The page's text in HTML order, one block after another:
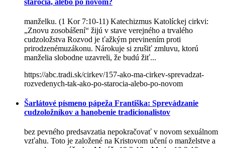
manželku. (1 Kor 7:10-11) Katechizmus Katolíckej cirkvi:
„Znovu zosobášení“ žijú v stave verejného a trvalého
cudzoložstva Rozvod je ťažkým previnením proti
prirodzenémuzákonu. Nárokuje si zrušiť zmluvu, ktorú
manželia slobodne uzavreli, že budú žiť...
https://abc.tradi.sk/cirkev/157-ako-ma-cirkev-sprevadzat-
rozvedenych-tak-ako-po-starocia-alebo-po-novom
Šarlátové písmeno pápeža Františka: Sprevádzanie
cudzoložníkov a hanobenie tradicionalistov
bez pevného predsavzatia nepokračovať v novom sexuálnom
vzťahu. Toto je založené na Kristovom učení o manželstve a